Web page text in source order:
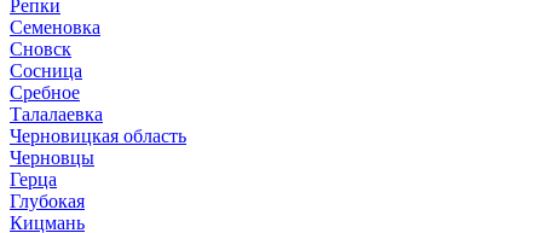
Репки
Семеновка
Сновск
Сосница
Сребное
Талалаевка
Черновицкая область
Черновцы
Герца
Глубокая
Кицмань